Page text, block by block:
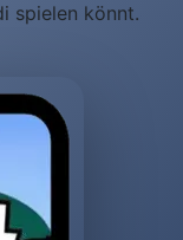
spielen könnt.